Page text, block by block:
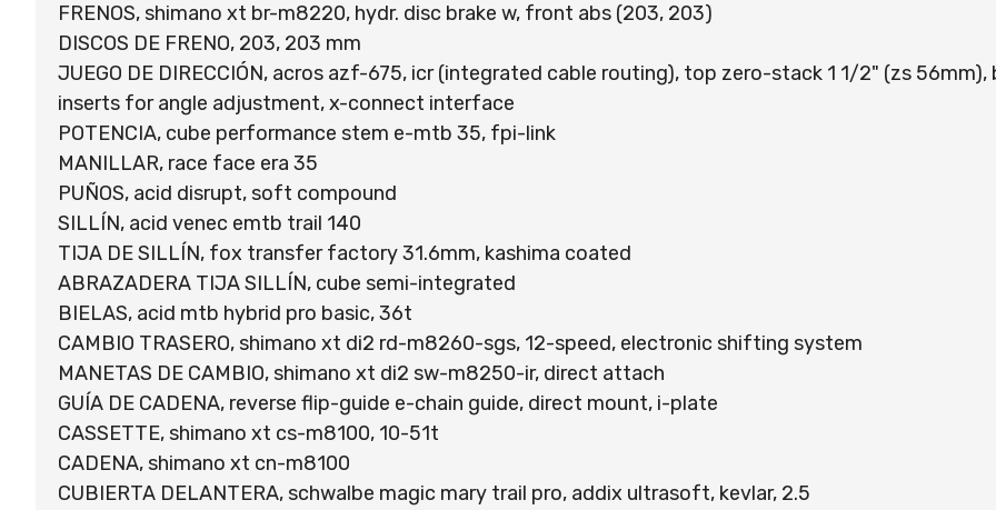
FRENOS, shimano xt br-m8220, hydr. disc brake w, front abs (203, 203)
DISCOS DE FRENO, 203, 203 mm
JUEGO DE DIRECCIÓN, acros azf-675, icr (integrated cable routing), top zero-stack 1 1/2" (zs
inserts for angle adjustment, x-connect interface
POTENCIA, cube performance stem e-mtb 35, fpi-link
MANILLAR, race face era 35
PUÑOS, acid disrupt, soft compound
SILLÍN, acid venec emtb trail 140
TIJA DE SILLÍN, fox transfer factory 31.6mm, kashima coated
ABRAZADERA TIJA SILLÍN, cube semi-integrated
BIELAS, acid mtb hybrid pro basic, 36t
CAMBIO TRASERO, shimano xt di2 rd-m8260-sgs, 12-speed, electronic shifting system
MANETAS DE CAMBIO, shimano xt di2 sw-m8250-ir, direct attach
GUÍA DE CADENA, reverse flip-guide e-chain guide, direct mount, i-plate
CASSETTE, shimano xt cs-m8100, 10-51t
CADENA, shimano xt cn-m8100
CUBIERTA DELANTERA, schwalbe magic mary trail pro, addix ultrasoft, kevlar, 2.5